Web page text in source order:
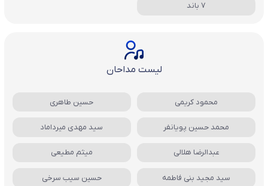
7 باند
لیست مداحان
محمود کریمی حسین طاهری
محمد حسین پویانفر سید مهدی میرداماد
عبدالرضا هلالی میثم مطیعی
سید مجید بنی فاطمه حسین سیب سرخی